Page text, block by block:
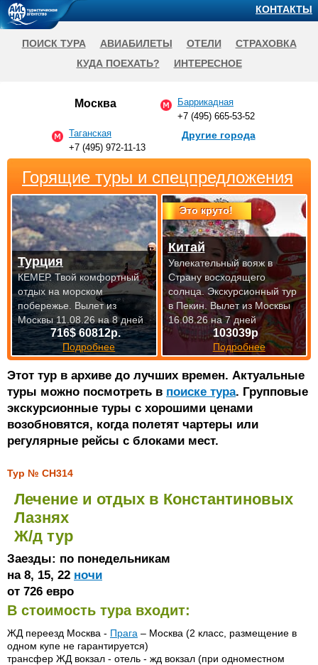
Этот тур в архиве до лучших времен. Актуальные
туры можно посмотреть в поиске тура. Групповые
экскурсионные туры с хорошими ценами
возобновятся, когда полетят чартеры или
регулярные рейсы с блоками мест.
Тур № CH314
Лечение и отдых в Константиновых
Лазнях
Ж/д тур
Заезды: по понедельникам
на 8, 15, 22 ночи
от 726 евро
В стоимость тура входит:
ЖД переезд Москва - Прага – Москва (2 класс, размещение в
одном купе не гарантируется)
трансфер ЖД вокзал - отель - жд вокзал (при одноместном
Горящие туры и спецпредложения
716$ 60812р.
Подробнее
Турция
КЕМЕР. Твой комфортный
отдых на морском
побережье. Вылет из
Москвы 11.08.26 на 8 дней
Это круто!
103039р
Подробнее
Китай
Увлекательный вояж в
Страну восходящего
солнца. Экскурсионный тур
в Пекин. Вылет из Москвы
16.08.26 на 7 дней
Москва
Баррикадная
+7 (495) 665-53-52
Таганская
+7 (495) 972-11-13
Другие города
КОНТАКТЫ
ПОИСК ТУРА АВИАБИЛЕТЫ ОТЕЛИ
СТРАХОВКА
КУДА ПОЕХАТЬ?
ИНТЕРЕСНОЕ